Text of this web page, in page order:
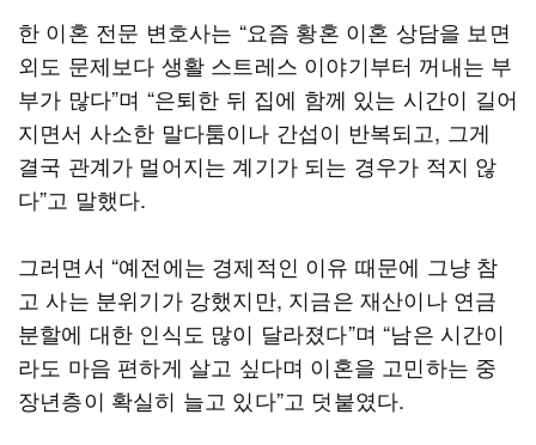
한 이혼 전문 변호사는 “요즘 황혼 이혼 상담을 보면
외도 문제보다 생활 스트레스 이야기부터 꺼내는 부
부가 많다”며 “은퇴한 뒤 집에 함께 있는 시간이 길어
지면서 사소한 말다툼이나 간섭이 반복되고, 그게
결국 관계가 멀어지는 계기가 되는 경우가 적지 않
다”고 말했다.
그러면서 “예전에는 경제적인 이유 때문에 그냥 참
고 사는 분위기가 강했지만, 지금은 재산이나 연금
분할에 대한 인식도 많이 달라졌다”며 “남은 시간이
라도 마음 편하게 살고 싶다며 이혼을 고민하는 중
장년층이 확실히 늘고 있다”고 덧붙였다.